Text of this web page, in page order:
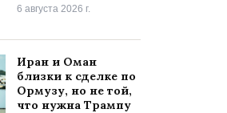
6 августа 2026 г.
Иран и Оман
близки к сделке по
Ормузу, но не той,
что нужна Трампу